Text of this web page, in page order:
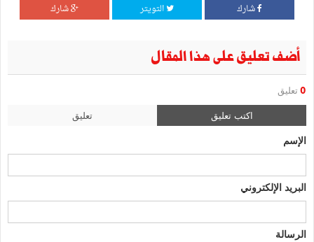
شارك التويتر شارك
أضف تعليق على هذا المقال
0 تعليق
اكتب تعليق تعليق
الإسم
البريد الإلكتروني
الرسالة